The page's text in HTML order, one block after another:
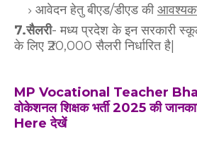
आवेदन हेतु बीएड/डीएड की
7.सैलरी- मध्य प्रदेश के इन सरकारी
के लिए ₹20,000 सैलरी निर्धारित है|
MP Vocational Teacher
वोकेशनल शिक्षक भर्ती 2025 की
Here देखें